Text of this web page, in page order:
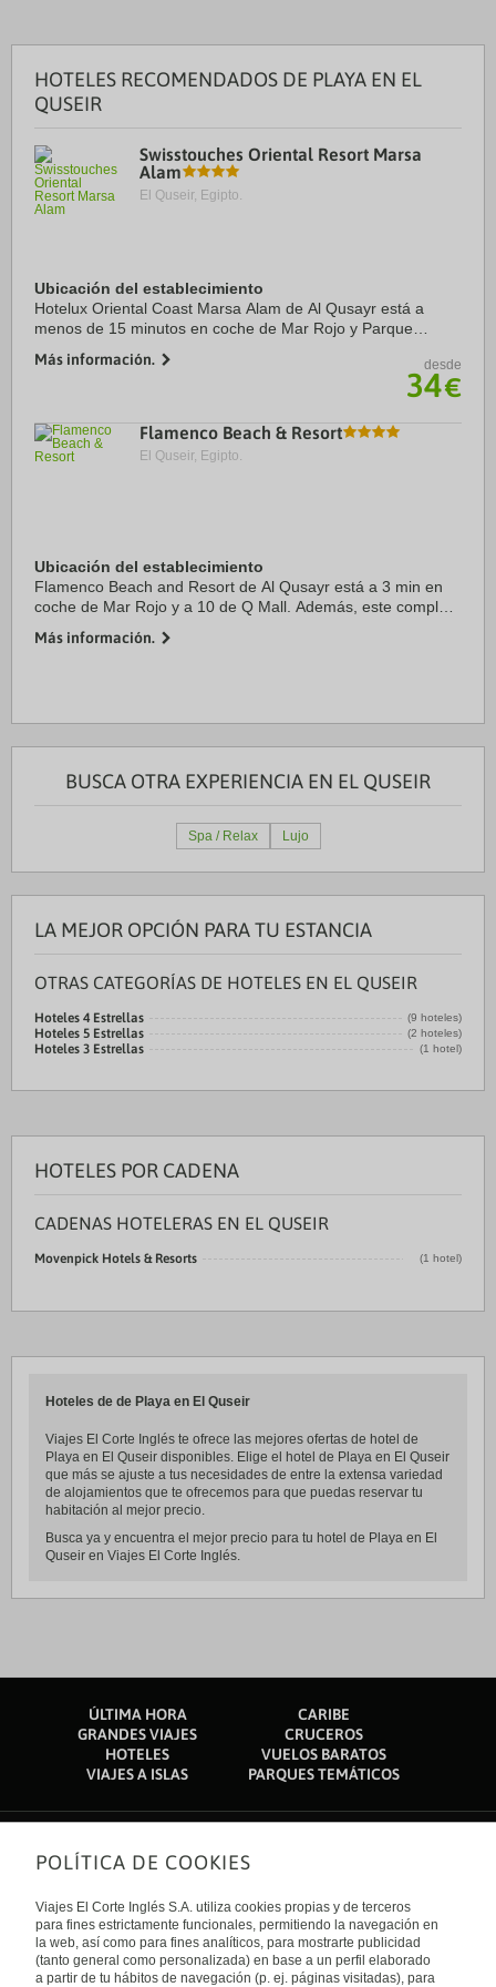
HOTELES RECOMENDADOS DE PLAYA EN EL
QUSEIR
Swisstouches Oriental Resort Marsa
Alam
El Quseir, Egipto.
Ubicación del establecimiento
Hotelux Oriental Coast Marsa Alam de Al Qusayr está a
menos de 15 minutos en coche de Mar Rojo y Parque
encuentra a 26,7 km de Playa de Sharm el ...
Más información. desde
34€
Flamenco Beach & Resort
El Quseir, Egipto.
Ubicación del establecimiento
Flamenco Beach and Resort de Al Qusayr está a 3 min en
coche de Mar Rojo y a 10 de Q Mall. Además, este complejo
Quseir y a 11,8 km de Ottoman ...
Más información.
BUSCA OTRA EXPERIENCIA EN EL QUSEIR
Spa / Relax Lujo
LA MEJOR OPCIÓN PARA TU ESTANCIA
OTRAS CATEGORÍAS DE HOTELES EN EL QUSEIR
Hoteles 4 Estrellas (9 hoteles)
Hoteles 5 Estrellas (2 hoteles)
Hoteles 3 Estrellas (1 hotel)
HOTELES POR CADENA
CADENAS HOTELERAS EN EL QUSEIR
Movenpick Hotels & Resorts (1 hotel)
Hoteles de de Playa en El Quseir
Viajes El Corte Inglés te ofrece las mejores ofertas de hotel de
Playa en El Quseir disponibles. Elige el hotel de Playa en El Quseir
que más se ajuste a tus necesidades de entre la extensa variedad
de alojamientos que te ofrecemos para que puedas reservar tu
habitación al mejor precio.
Busca ya y encuentra el mejor precio para tu hotel de Playa en El
Quseir en Viajes El Corte Inglés.
ÚLTIMA HORA
CARIBE
GRANDES VIAJES
CRUCEROS
HOTELES
VUELOS BARATOS
VIAJES A ISLAS
PARQUES TEMÁTICOS
Sobre nosotros
Quiénes somos
Financiación
Sostenibilidad
Turismo accesible
Tarjeta El Corte Inglés
Enlaces de interés
Guías de viaje
Catálogos
POLÍTICA DE COOKIES
Viajes El Corte Inglés S.A. utiliza cookies propias y de terceros
para fines estrictamente funcionales, permitiendo la navegación en
la web, así como para fines analíticos, para mostrarte publicidad
(tanto general como personalizada) en base a un perfil elaborado
a partir de tu hábitos de navegación (p. ej. páginas visitadas), para